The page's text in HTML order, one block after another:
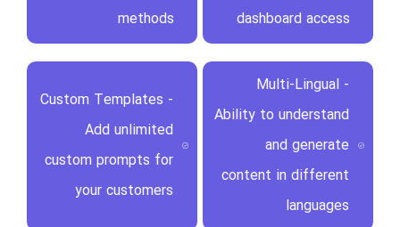
dashboard access
methods
Multi-Lingual -
Ability to understand
and generate
content in different
languages
Custom Templates -
Add unlimited
custom prompts for
your customers